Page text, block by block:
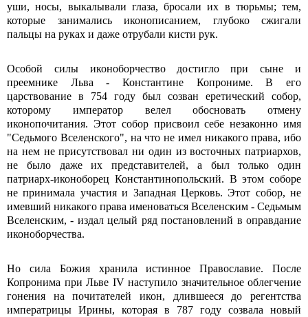
уши, носы, выкалывали глаза, бросали их в тюрьмы; тем,
которые занимались иконописанием, глубоко сжигали
пальцы на руках и даже отрубали кисти рук.
Особой силы иконоборчество достигло при сыне и
преемнике Льва - Константине Копрониме. В его
царствование в 754 году был созван еретический собор,
которому император велел обосновать отмену
иконопочитания. Этот собор присвоил себе незаконно имя
"Седьмого Вселенского", на что не имел никакого права, ибо
на нем не присутствовал ни один из восточных патриархов,
не было даже их представителей, а был только один
патриарх-иконоборец Константинопольский. В этом соборе
не принимала участия и Западная Церковь. Этот собор, не
имевший никакого права именоваться Вселенским - Седьмым
Вселенским, - издал целый ряд постановлений в оправдание
иконоборчества.
Но сила Божия хранила истинное Православие. После
Копронима при Льве IV наступило значительное облегчение
гонения на почитателей икон, длившееся до регентства
императрицы Ирины, которая в 787 году созвала новый